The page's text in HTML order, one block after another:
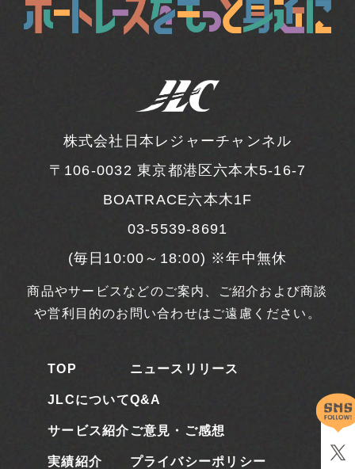
株式会社日本レジャーチャンネル
〒106-0032東京都港区六本木5-16-7
BOATRACE六本木1F
03-5539-8691
(毎日10:00～18:00) ※年中無休
商品やサービスなどのご案内、ご紹介および商談
や営利目的のお問い合わせはご遠慮ください。
TOP
JLCについて
サービス紹介
実績紹介
ニュースリリース
Q&A
ご意見・ご感想
プライバシーポリシー